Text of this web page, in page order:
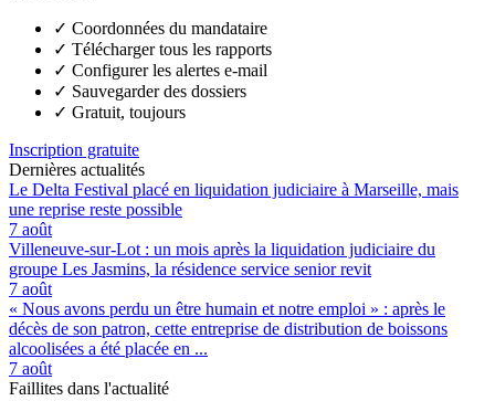
✓ Coordonnées du mandataire
✓ Télécharger tous les rapports
✓ Configurer les alertes e-mail
✓ Sauvegarder des dossiers
✓ Gratuit, toujours
Inscription gratuite
Dernières actualités
Le Delta Festival placé en liquidation judiciaire à Marseille, mais
une reprise reste possible
7 août
Villeneuve-sur-Lot : un mois après la liquidation judiciaire du
groupe Les Jasmins, la résidence service senior revit
7 août
« Nous avons perdu un être humain et notre emploi » : après le
décès de son patron, cette entreprise de distribution de boissons
alcoolisées a été placée en ...
7 août
Faillites dans l'actualité